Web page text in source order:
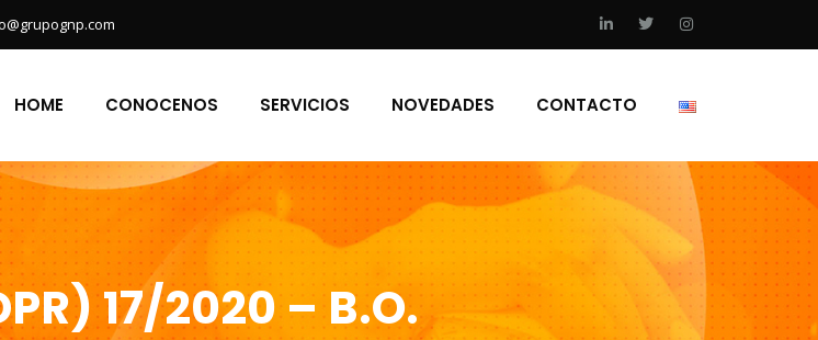
HOME CONOCENOS SERVICIOS NOVEDADES CONTACTO
17/2020 – B.O.